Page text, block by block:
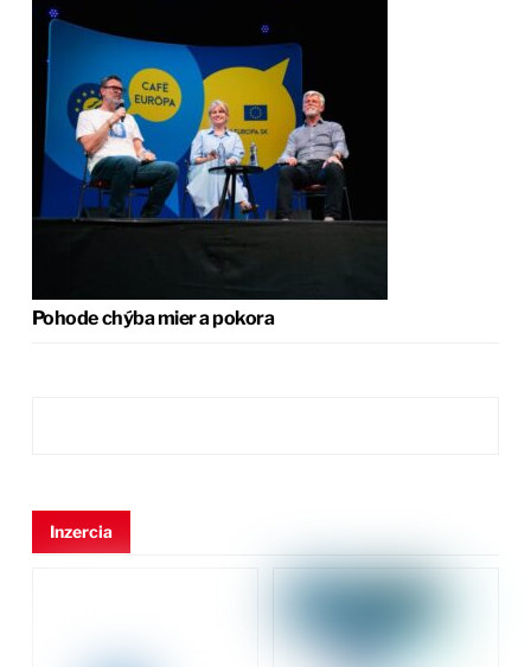
Pohode chýba mier a pokora
Inzercia